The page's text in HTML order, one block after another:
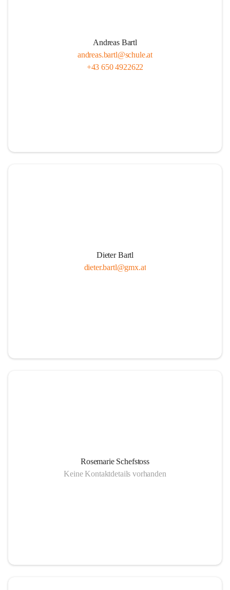
Andreas Bartl
andreas.bartl@schule.at
+43 650 4922622
Dieter Bartl
dieter.bartl@gmx.at
Rosemarie Schefstoss
Keine Kontaktdetails vorhanden